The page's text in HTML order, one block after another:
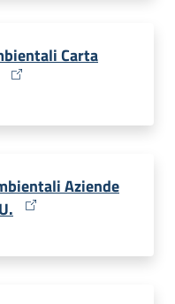
Carta
Aziende